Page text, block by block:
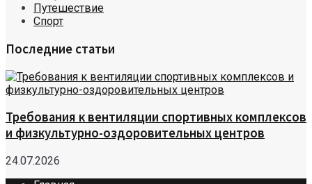
Путешествие
Спорт
Последние статьи
Требования к вентиляции спортивных комплексов
и физкультурно-оздоровительных центров
24.07.2026